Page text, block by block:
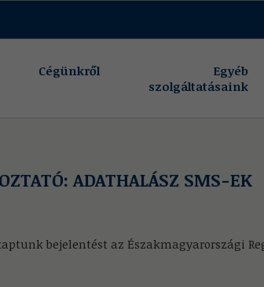
Cégünkről
Egyéb
szolgáltatásaink
ADATHALÁSZ SMS-EK
bejelentést az Északmagyarországi